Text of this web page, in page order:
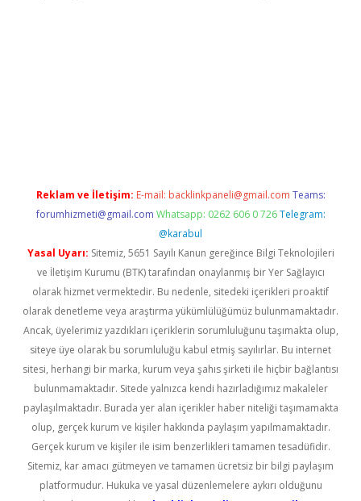
Reklam ve İletişim: E-mail: backlinkpaneli@gmail.com Teams:
forumhizmeti@gmail.com Whatsapp: 0262 606 0 726 Telegram:
@karabul
Yasal Uyarı: Sitemiz, 5651 Sayılı Kanun gereğince Bilgi Teknolojileri
ve İletişim Kurumu (BTK) tarafından onaylanmış bir Yer Sağlayıcı
olarak hizmet vermektedir. Bu nedenle, sitedeki içerikleri proaktif
olarak denetleme veya araştırma yükümlülüğümüz bulunmamaktadır.
Ancak, üyelerimiz yazdıkları içeriklerin sorumluluğunu taşımakta olup,
siteye üye olarak bu sorumluluğu kabul etmiş sayılırlar. Bu internet
sitesi, herhangi bir marka, kurum veya şahıs şirketi ile hiçbir bağlantısı
bulunmamaktadır. Sitede yalnızca kendi hazırladığımız makaleler
paylaşılmaktadır. Burada yer alan içerikler haber niteliği taşımamakta
olup, gerçek kurum ve kişiler hakkında paylaşım yapılmamaktadır.
Gerçek kurum ve kişiler ile isim benzerlikleri tamamen tesadüfidir.
Sitemiz, kar amacı gütmeyen ve tamamen ücretsiz bir bilgi paylaşım
platformudur. Hukuka ve yasal düzenlemelere aykırı olduğunu